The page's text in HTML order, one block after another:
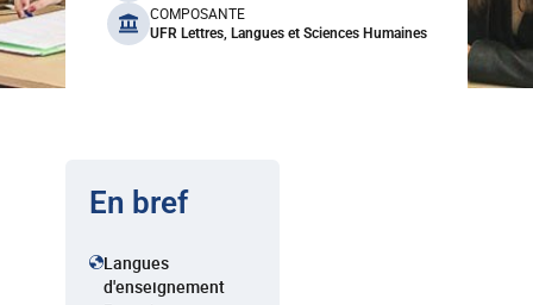
COMPOSANTE
UFR Lettres, Langues et Sciences Humaines
En bref
Langues
d'enseignement